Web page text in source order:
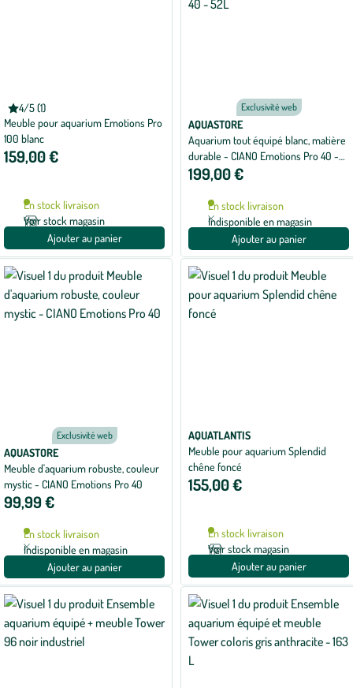
4/5 (1)
Note
moyenne
de
4
sur
CIANO
Meuble pour aquarium Emotions Pro
100 blanc
159,00 €
En stock livraison
Voir stock magasin
Ajouter au panier
Exclusivité web
AQUASTORE
Aquarium tout équipé blanc, matière
durable - CIANO Emotions Pro 40 -
52L
199,00 €
En stock livraison
Indisponible en magasin
Ajouter au panier
Exclusivité web
AQUASTORE
Meuble d'aquarium robuste, couleur
mystic - CIANO Emotions Pro 40
99,99 €
En stock livraison
Indisponible en magasin
Ajouter au panier
AQUATLANTIS
Meuble pour aquarium Splendid
chêne foncé
155,00 €
En stock livraison
Voir stock magasin
Ajouter au panier